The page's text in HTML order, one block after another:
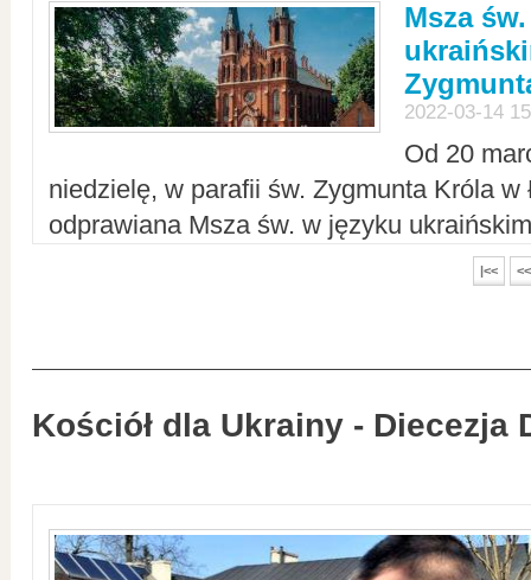
Msza
2022-03-14
Od 20
niedzielę, w parafii św. Zygmunta Króla w
odprawiana Msza św. w języku
|<< <<
Kościół dla Ukrainy - Diecezja